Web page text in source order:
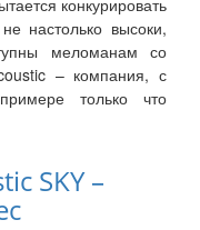
конкурировать
настолько высоки,
меломанам со
– компания, с
только что
SKY –